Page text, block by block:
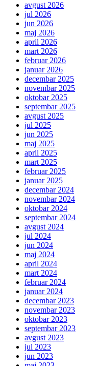
avgust 2026
jul 2026
jun 2026
maj 2026
april 2026
mart 2026
februar 2026
januar 2026
decembar 2025
novembar 2025
oktobar 2025
septembar 2025
avgust 2025
jul 2025
jun 2025
maj 2025
april 2025
mart 2025
februar 2025
januar 2025
decembar 2024
novembar 2024
oktobar 2024
septembar 2024
avgust 2024
jul 2024
jun 2024
maj 2024
april 2024
mart 2024
februar 2024
januar 2024
decembar 2023
novembar 2023
oktobar 2023
septembar 2023
avgust 2023
jul 2023
jun 2023